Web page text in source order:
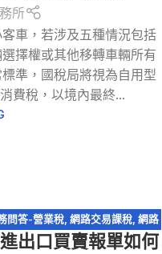
所
車，若涉及五種情況包括
擇權或其他移轉車輛所有
準，國稅局將視為自用型
費稅，以境內最終...
問答-營業稅, 網路交易課稅, 網路
務 出口買賣報單如何